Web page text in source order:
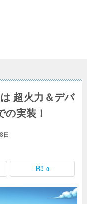
超火力＆デバ
の実装！
日
0